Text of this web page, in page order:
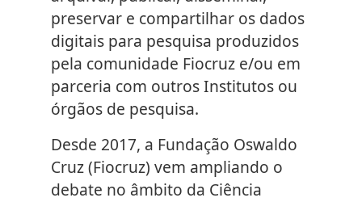
preservar e compartilhar os dados
digitais para pesquisa produzidos
pela comunidade Fiocruz e/ou em
parceria com outros Institutos ou
órgãos de pesquisa.
Desde 2017, a Fundação Oswaldo
Cruz (Fiocruz) vem ampliando o
debate no âmbito da Ciência